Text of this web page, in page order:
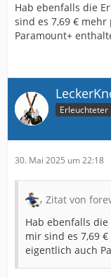
Hab ebenfalls die
sind es 7,69 €
Paramount+
Erleuchteter
30. Mai 2025 um 22:18
Zitat von
Hab ebenfalls
mir sind es 7,69
eigentlich auch